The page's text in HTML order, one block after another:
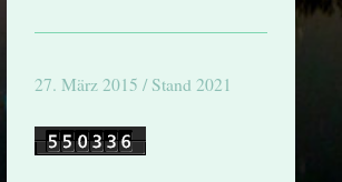
27. März 2015 / Stand 2021